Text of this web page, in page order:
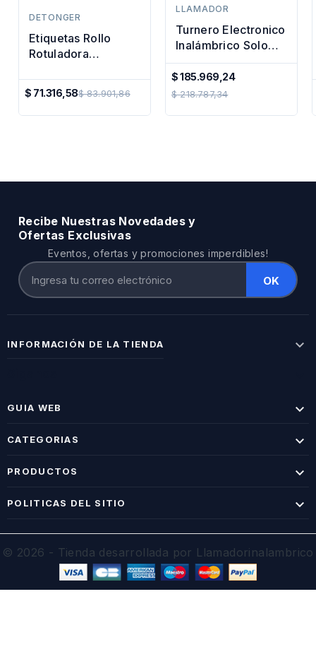
DETONGER
Etiquetas Rollo
Rotuladora
50x50mm X5u
$ 71.316,58
Precio
Regular
$ 83.901,86
LLAMADOR
Turnero Electronico
Inalámbrico Solo
Puesto Premium
$ 185.969,24
Precio
Regular
$ 218.787,34
Recibe Nuestras Novedades y
Ofertas Exclusivas
Eventos, ofertas y promociones imperdibles!
INFORMACIÓN DE LA TIENDA 
GUIA WEB 
CATEGORIAS 
PRODUCTOS 
POLITICAS DEL SITIO 
© 2026 - Tienda desarrollada por Llamadorinalambrico